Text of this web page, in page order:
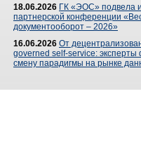
18.06.2026 ГК «ЭОС» подвела
партнерской конференции
документооборот – 2026»
16.06.2026 От
governed self-service: эксперты
смену парадигмы на рынке